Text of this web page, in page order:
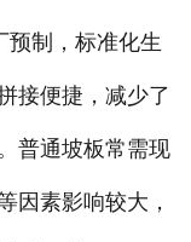
制，标准化生
接便捷，减少了
普通坡板常需现
因素影响较大，